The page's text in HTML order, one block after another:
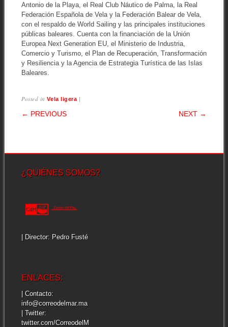
Antonio de la Playa, el Real Club Náutico de Palma, la Real
Federación Española de Vela y la Federación Balear de Vela,
con el respaldo de World Sailing y las principales instituciones
públicas baleares. Cuenta con la financiación de la Unión
Europea Next Generation EU, el Ministerio de Industria,
Comercio y Turismo, el Plan de Recuperación, Transformación
y Resiliencia y la Agencia de Estrategia Turística de las Islas
Baleares.
Posted inVela ligera |
POST NAVIGATION
← PREVIOUS NEXT →
¿QUIÉNES SOMOS?
| Director: Pedro Fusté
ENLACES:
| Contacto:
info@correodelmar.ma
| Twitter:
twitter.com/CorreodelM